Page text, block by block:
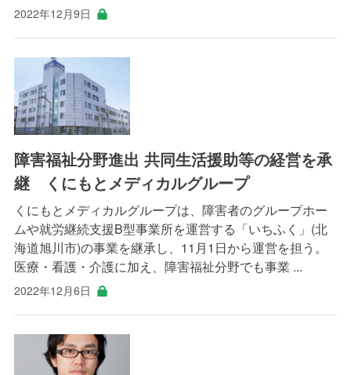
2022年12月9日
障害福祉分野進出 共同生活援助等の経営を承
継 くにもとメディカルグループ
くにもとメディカルグループは、障害者のグループホー
ムや就労継続支援B型事業所を運営する「いちふく」(北
海道旭川市)の事業を継承し、11月1日から運営を担う。
医療・看護・介護に加え、障害福祉分野でも事業 ...
2022年12月6日